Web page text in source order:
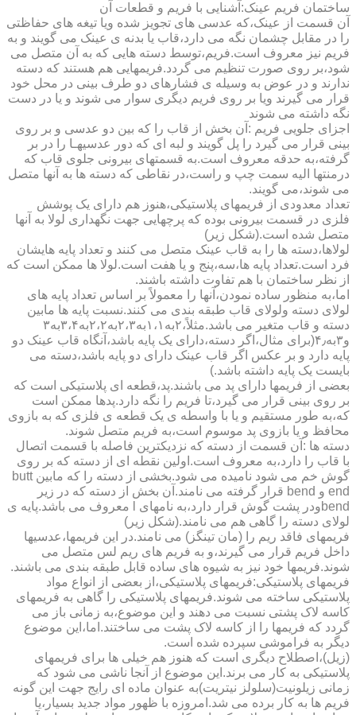
ساختمان فریم عینک:آشنایی با فریم و قطعات آن
آن قسمت از عینک،که عدسی های تجویز شده ویا تیغه های حفاظتی
را در مقابل چشمان نگه می دارد،قاب یا بدنه ی عینک می گویند و به
فریم نیز معروف است.فریم،توسط دسته هایی که به آن متصل می
شود،بر روی صورت تنظیم می گردد.فریمهایی هم هستند که دسته
ندارند و در عوض به وسیله ی فشارهای دو طرف بینی در محل خود
قرار می گیرند ویا بر روی فریم دیگری سوار می شوند و یا در دست
نگه داشته می شوند
اجزای جلویی فریم :آن بخش از قاب را که بین دو عدسی و بر روی
بینی قرار می گیرد را پل گویند و لبه ای که دور عدسیهـا را در بر
گرفته،به حدقه معروف است.به قسمتهای بیرونی جلوی قاب که
درمنتها الیه سمت چپ و راست،در نقاطی که دسته ها به آنها متصل
می شوند،می گویند.
تعداد معدودی از فریمهای پلاستیکی،هنوز هم دارای یک پوشش
فلزی در قسمت بیرونی بوده که پرچهایی جهت نگهداری لولا به آنها
متصل شده است.(شکل زیر)
لولاها،دسته ها را به قاب عینک متصل می کنند و تعداد پایه هایشان
فرد است.تعداد پایه ها،سه،پنج و یا هفت است.لولا ها ممکن است که
از نظر ساختمان با هم تفاوت داشته باشند.
اما،به منظور ساده نمودن،آنها را معمولاً بر اساس تعداد پایه های
لولای دسته ولولای قاب طبقه بندی می کنند.نسبت پایه ها مابین
دسته و قاب متغیر می باشد.مثلاً،۲به۱،۱به۲،۳به۲،۲به۳،۴به۳
و۳به۴٫(برای مثال،اگر دسته،دارای یک پایه باشد،آنگاه قاب عینک دو
پایه دارد و بر عکس اگر قاب عینک دارای دو پایه باشد،دسته می
بایست یک پایه داشته باشد.)
بعضی از فریمها دارای پد می باشند.پد،قطعه ای پلاستیکی است که
بر روی بینی قرار می گیرد،تا فریم را نگه دارد.پدها ممکن است
که،به طور مستقیم و یا با واسطه ی یک قطعه ی فلزی که به بازوی
محافظ و یا بازوی پد موسوم است،به فریم متصل شوند.
دسته ها :آن قسمت از دسته که نزدیکترین فاصله با قسمت اتصال
با قاب را دارد،به معروف است.اولین نقطه ای از دسته که بر روی
گوش خم می شود نامیده می شود.بخشی از دسته را که مابین butt
end و bend قرار گرفته می نامند.آن بخش از دسته که در زیر
bendودر پشت گوش قرار دارد،به نامهای l معروف می باشد.پایه ی
لولای دسته را گاهی هم می نامند.(شکل زیر)
فریمهای فاقد ریم را (مان تینگز) می نامند.در این فریمها،عدسیها
داخل فریم قرار می گیرند،و به فریم های ریم لس متصل می
شوند.فریمها خود نیز به شیوه های ساده قابل طبقه بندی می باشند.
فریمهای پلاستیکی:فریمهای پلاستیکی،از بعضی از انواع مواد
پلاستیکی ساخته می شوند.فریمهای پلاستیکی را گاهی به فریمهای
کاسه لاک پشتی نسبت می دهند و این موضوع،به زمانی باز می
گردد که فریمها را از کاسه لاک پشت می ساختند.اما،این موضوع
دیگر به فراموشی سپرده شده است.
(زیل)،اصطلاح دیگری است که هنوز هم خیلی ها برای فریمهای
پلاستیکی به کار می برند.این موضوع از آنجا ناشی می شود که
زمانی زیلونیت(سلولز نیتریت)به عنوان ماده ای رایج جهت این گونه
فریم ها به کار برده می شد.امروزه با ظهور مواد جدید بسیار،یا